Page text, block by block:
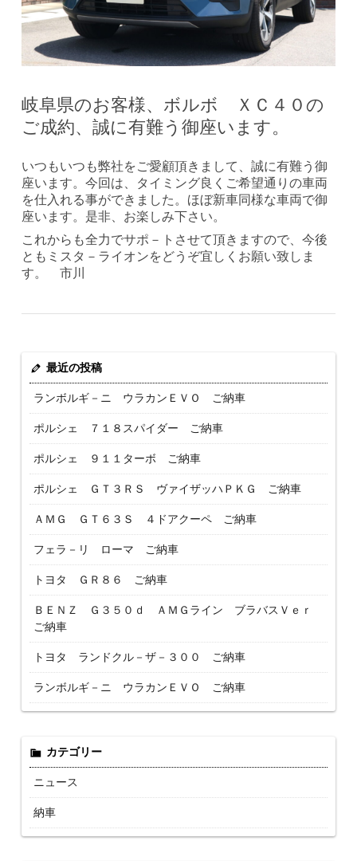
岐阜県のお客様、ボルボ ＸＣ４０の
ご成約、誠に有難う御座います。
いつもいつも弊社をご愛顧頂きまして、誠に有難う御
座います。今回は、タイミング良くご希望通りの車両
を仕入れる事ができました。ほぼ新車同様な車両で御
座います。是非、お楽しみ下さい。
これからも全力でサポ－トさせて頂きますので、今後
ともミスタ－ライオンをどうぞ宜しくお願い致しま
す。 市川
最近の投稿
ランボルギ－ニ ウラカンＥＶＯ ご納車
ポルシェ ７１８スパイダー ご納車
ポルシェ ９１１ターボ ご納車
ポルシェ ＧＴ３ＲＳ ヴァイザッハＰＫＧ ご納車
ＡＭＧ ＧＴ６３Ｓ ４ドアクーペ ご納車
フェラ－リ ローマ ご納車
トヨタ ＧＲ８６ ご納車
ＢＥＮＺ Ｇ３５０ｄ ＡＭＧライン ブラバスＶｅｒ
ご納車
トヨタ ランドクル－ザ－３００ ご納車
ランボルギ－ニ ウラカンＥＶＯ ご納車
カテゴリー
ニュース
納車